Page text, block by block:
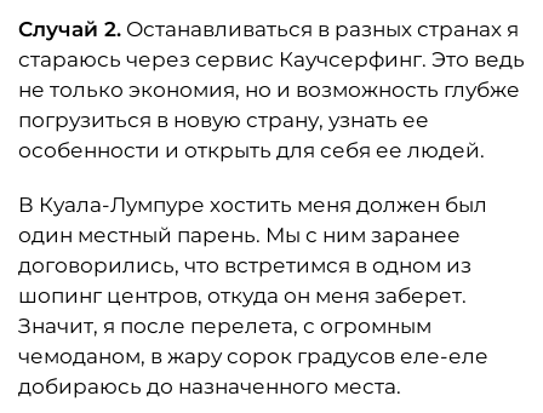
Случай 2. Останавливаться в разных странах я
стараюсь через сервис Каучсерфинг. Это ведь
не только экономия, но и возможность глубже
погрузиться в новую страну, узнать ее
особенности и открыть для себя ее людей.
В Куала-Лумпуре хостить меня должен был
один местный парень. Мы с ним заранее
договорились, что встретимся в одном из
шопинг центров, откуда он меня заберет.
Значит, я после перелета, с огромным
чемоданом, в жару сорок градусов еле-еле
добираюсь до назначенного места.